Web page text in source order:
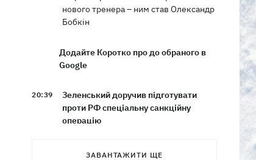
нового тренера – ним став Олександр
Бобкін
Додайте Коротко про до обраного в
Google
20:39
Зеленський доручив підготувати
проти РФ спеціальну санкційну
операцію
Дрони СБУ вразили два кораблі ФСБ
ЗАВАНТАЖИТИ ЩЕ